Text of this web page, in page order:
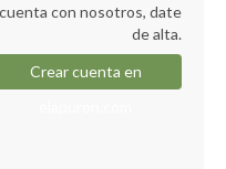
cuenta con nosotros, date
de alta.
Crear cuenta en